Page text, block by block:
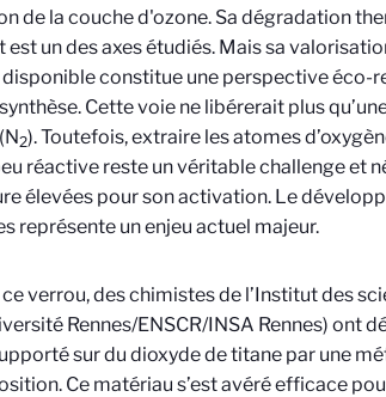
de la couche d'ozone. Sa dégradation
est un des axes étudiés. Mais sa
constitue une perspective éco-
Cette voie ne libérerait plus
2). Toutefois, extraire les atomes
réactive reste un véritable challenge et
élevées pour son activation. Le
représente un enjeu actuel majeur.
verrou, des chimistes de l’Institut des
Rennes/ENSCR/INSA Rennes) ont
sur du dioxyde de titane par une
Ce matériau s’est avéré efficace